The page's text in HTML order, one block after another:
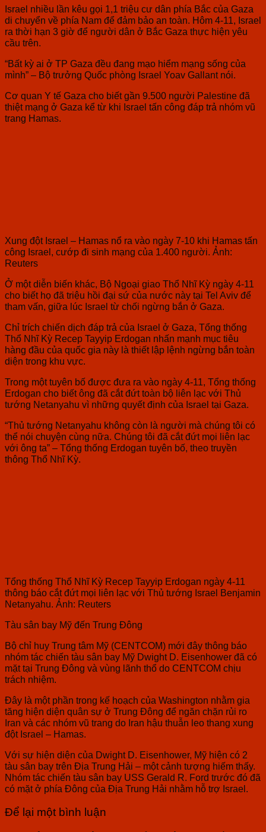
Israel nhiều lần kêu gọi 1,1 triệu cư dân phía Bắc của Gaza
di chuyển về phía Nam để đảm bảo an toàn. Hôm 4-11, Israel
ra thời hạn 3 giờ để người dân ở Bắc Gaza thực hiện yêu
cầu trên.
“Bất kỳ ai ở TP Gaza đều đang mạo hiểm mạng sống của
mình” – Bộ trưởng Quốc phòng Israel Yoav Gallant nói.
Cơ quan Y tế Gaza cho biết gần 9.500 người Palestine đã
thiệt mạng ở Gaza kể từ khi Israel tấn công đáp trả nhóm vũ
trang Hamas.
Xung đột Israel – Hamas nổ ra vào ngày 7-10 khi Hamas tấn
công Israel, cướp đi sinh mạng của 1.400 người. Ảnh:
Reuters
Ở một diễn biến khác, Bộ Ngoại giao Thổ Nhĩ Kỳ ngày 4-11
cho biết họ đã triệu hồi đại sứ của nước này tại Tel Aviv để
tham vấn, giữa lúc Israel từ chối ngừng bắn ở Gaza.
Chỉ trích chiến dịch đáp trả của Israel ở Gaza, Tổng thống
Thổ Nhĩ Kỳ Recep Tayyip Erdogan nhấn mạnh mục tiêu
hàng đầu của quốc gia này là thiết lập lệnh ngừng bắn toàn
diện trong khu vực.
Trong một tuyên bố được đưa ra vào ngày 4-11, Tổng thống
Erdogan cho biết ông đã cắt đứt toàn bộ liên lạc với Thủ
tướng Netanyahu vì những quyết định của Israel tại Gaza.
“Thủ tướng Netanyahu không còn là người mà chúng tôi có
thể nói chuyện cùng nữa. Chúng tôi đã cắt đứt mọi liên lạc
với ông ta” – Tổng thống Erdogan tuyên bố, theo truyền
thông Thổ Nhĩ Kỳ.
Tổng thống Thổ Nhĩ Kỳ Recep Tayyip Erdogan ngày 4-11
thông báo cắt đứt mọi liên lạc với Thủ tướng Israel Benjamin
Netanyahu. Ảnh: Reuters
Tàu sân bay Mỹ đến Trung Đông
Bộ chỉ huy Trung tâm Mỹ (CENTCOM) mới đây thông báo
nhóm tác chiến tàu sân bay Mỹ Dwight D. Eisenhower đã có
mặt tại Trung Đông và vùng lãnh thổ do CENTCOM chịu
trách nhiệm.
Đây là một phần trong kế hoạch của Washington nhằm gia
tăng hiện diện quân sự ở Trung Đông để ngăn chặn rủi ro
Iran và các nhóm vũ trang do Iran hậu thuẫn leo thang xung
đột Israel – Hamas.
Với sự hiện diện của Dwight D. Eisenhower, Mỹ hiện có 2
tàu sân bay trên Địa Trung Hải – một cảnh tượng hiếm thấy.
Nhóm tác chiến tàu sân bay USS Gerald R. Ford trước đó đã
có mặt ở phía Đông của Địa Trung Hải nhằm hỗ trợ Israel.
Để lại một bình luận